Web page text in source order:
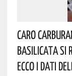
Caro
Basilicata Si
Ecco I Dati